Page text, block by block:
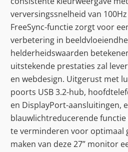
verversingssnelheid van
FreeSync-functie zorgt voor
verbetering in
helderheidswaarden
uitstekende prestaties zal
en webdesign. Uitgerust met
poorts USB 3.2-hub,
en DisplayPort-aansluitingen,
blauwlichtreducerende
te verminderen voor optimaal
maken van deze 27” monitor